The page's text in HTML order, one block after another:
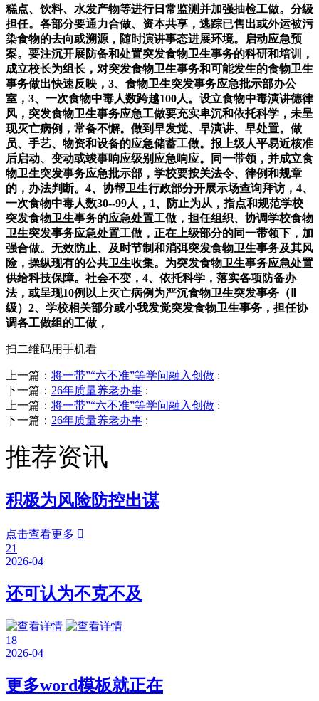
糕点、饮料、水发产物等进行日常监测并加强抽检工做。分级
担任。各部分要通力合做、资本共享，逃踪已售出或外运被污
染食物的去向或溯源，随时演讲事态进展环境。启动应急预
案。要注沉开展防备和处置突发食物卫生事务的科研和培训，
成立校长为组长，对突发食物卫生事务和可能发生的食物卫生
事务做出快速反映，3、食物卫生突发事务应急批示部办公
室，3、一次食物中毒人数跨越100人。设立食物中毒演讲德律
风，突发食物卫生事务应急工做要充实卑沉和依托科学，未呈
现灭亡病例，常备不懈。做到早发觉、早演讲、早处置。做
员、手艺、物资和设备的应急储蓄工做。报上级人平易近核准
后启动、变动或竣事响应级别应急响应。同一带领，并成立食
物卫生突发事务应急批示部，学校要按关法令、律例和规章
的，办法判断。4、协帮卫生行政部分开展示场查询拜访，4、
一次食物中毒人数30--99人，1、防止为从，指点和规范学校
突发食物卫生事务的应急处置工做，担任组织、协调学校食物
卫生突发事务应急处置工做，正在上级部分的同一带领下，加
强合做。无效防止、及时节制和消弭突发食物卫生事务及其风
险，操纵现有的公共卫生收集。为突发食物卫生事务应急处置
供给科技保障。社会不变，4、依托科学，落实各项防备办
法，或呈现10例以上灭亡病例为严沉食物卫生突发事务（Ⅱ
级）2、学校相关部分或小我发觉突发食物卫生事务，担任协
调各工做组的工做，
扫二维码用手机看
上一篇： 将一带”“六不准”等学问融入创做 :
下一篇： 26年质量养老办事 :
上一篇： 将一带”“六不准”等学问融入创做 :
下一篇： 26年质量养老办事 :
推荐资讯
积极为风险防控出谋
点击查看更多 
21
2026-04
还可认为不克不及
18
2026-04
更多word模板就正在